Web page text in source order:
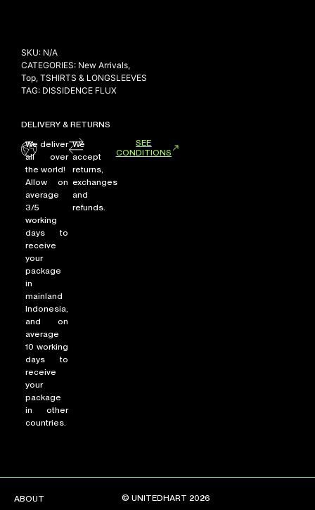
SKU: N/A
CATEGORIES: New Arrivals,
Top, TSHIRTS & LONGSLEEVES
TAG: DISSIDENCE FLUX
DELIVERY & RETURNS
We deliver
all over
the world!
Allow on
average
3/5
working
days to
receive
your
package
in
mainland
Indonesia,
and on
average
10 working
days to
receive
your
package
in other
countries.
We
accept
returns,
exchanges
and
refunds.
SEE
CONDITIONS
ABOUT
© UNITEDHART 2026